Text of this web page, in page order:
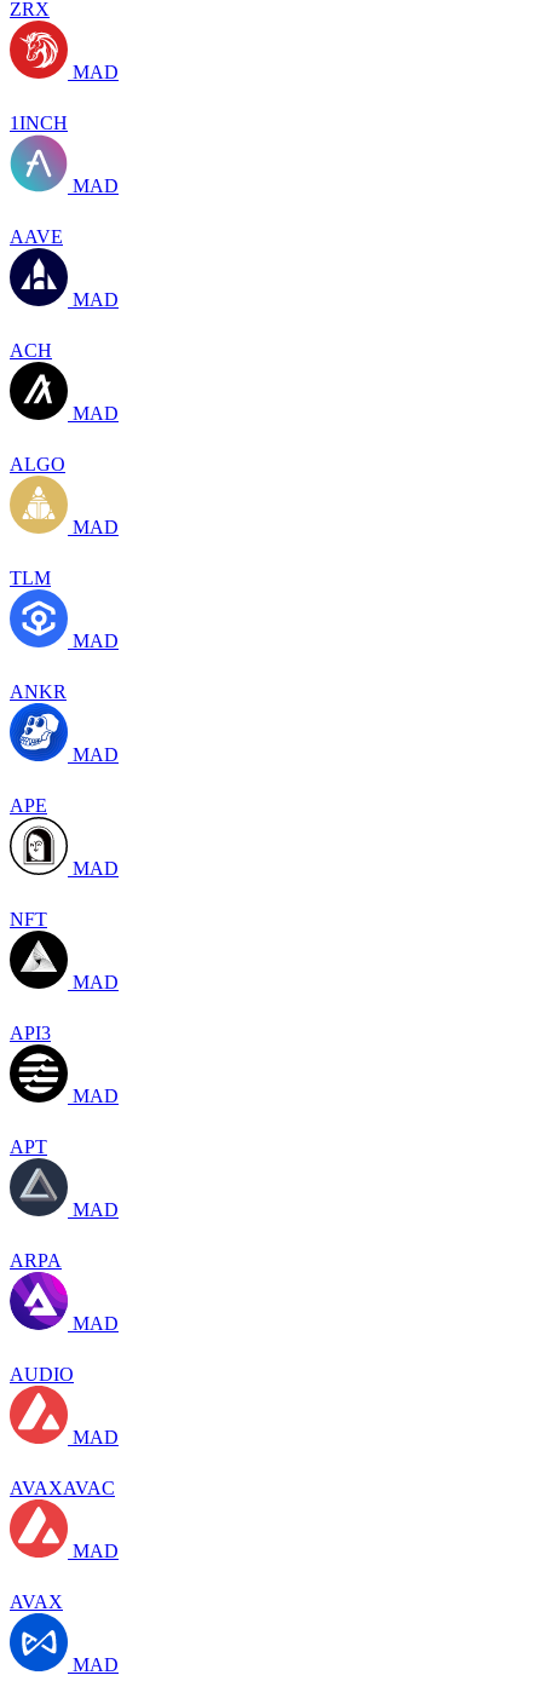
ZRX
MAD
1INCH
MAD
AAVE
MAD
ACH
MAD
ALGO
MAD
TLM
MAD
ANKR
MAD
APE
MAD
NFT
MAD
API3
MAD
APT
MAD
ARPA
MAD
AUDIO
MAD
AVAXAVAC
MAD
AVAX
MAD